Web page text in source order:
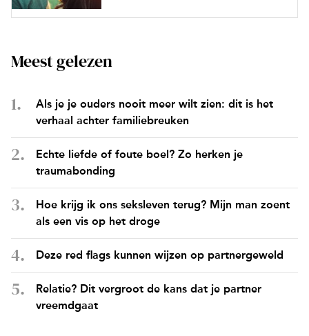
Meest gelezen
Als je je ouders nooit meer wilt zien: dit is het
verhaal achter familiebreuken
Echte liefde of foute boel? Zo herken je
traumabonding
Hoe krijg ik ons seksleven terug? Mijn man zoent
als een vis op het droge
Deze red flags kunnen wijzen op partnergeweld
Relatie? Dit vergroot de kans dat je partner
vreemdgaat